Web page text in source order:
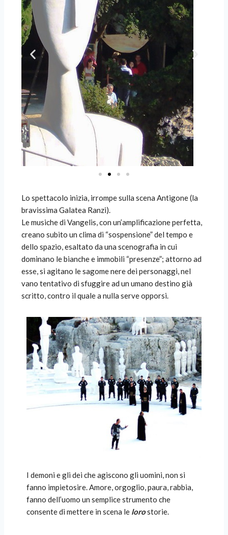
Lo spettacolo inizia, irrompe sulla scena Antigone (la
bravissima Galatea Ranzi).
Le musiche di Vangelis, con un’amplificazione perfetta,
creano subito un clima di “sospensione” del tempo e
dello spazio, esaltato da una scenografia in cui
dominano le bianche e immobili “presenze”; attorno ad
esse, si agitano le sagome nere dei personaggi, nel
vano tentativo di sfuggire ad un umano destino già
scritto, contro il quale a nulla serve opporsi.
I demoni e gli dei che agiscono gli uomini, non si
fanno impietosire. Amore, orgoglio, paura, rabbia,
fanno dell’uomo un semplice strumento che
consente di mettere in scena le lorostorie.